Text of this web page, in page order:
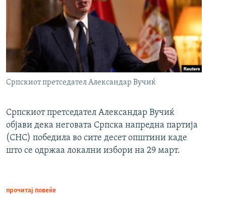
Српскиот претседател Александар Вучиќ
Српскиот претседател Александар Вучиќ
објави дека неговата Српска напредна партија
(СНС) победила во сите десет општини каде
што се одржаа локални избори на 29 март.
прочитај повеќе